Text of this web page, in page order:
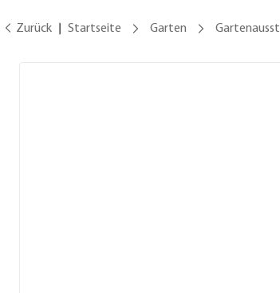
Zurück Startseite Garten